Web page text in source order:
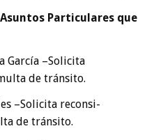
Particulares que
García –Solicita
de tránsito.
–Solicita reconsi-
de tránsito.